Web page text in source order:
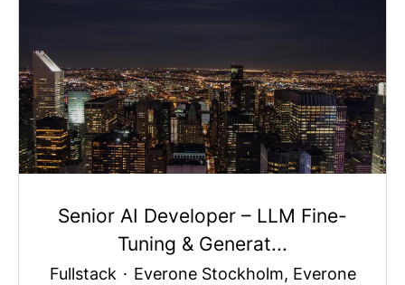
Senior AI Developer – LLM Fine-
Tuning & Generat...
Fullstack · Everone Stockholm, Everone